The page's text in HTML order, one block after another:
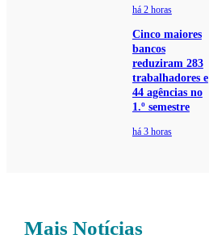
há 2 horas
Cinco maiores
bancos
reduziram 283
trabalhadores e
44 agências no
1.º semestre
há 3 horas
Mais Notícias